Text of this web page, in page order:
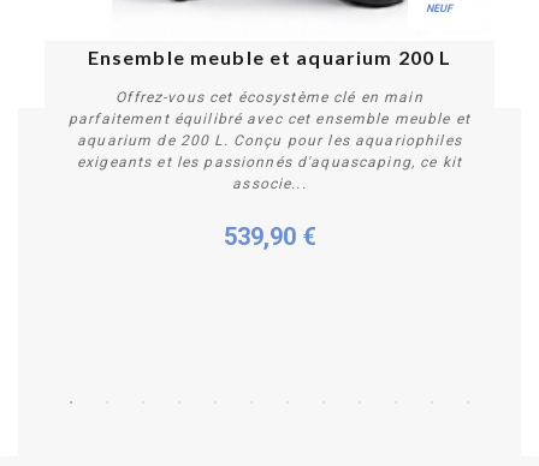
Acheter
NEUF
Ensemble meuble et aquarium 200 L
Offrez-vous cet écosystème clé en main
parfaitement équilibré avec cet ensemble meuble et
aquarium de 200 L. Conçu pour les aquariophiles
exigeants et les passionnés d'aquascaping, ce kit
associe...
539,90 €